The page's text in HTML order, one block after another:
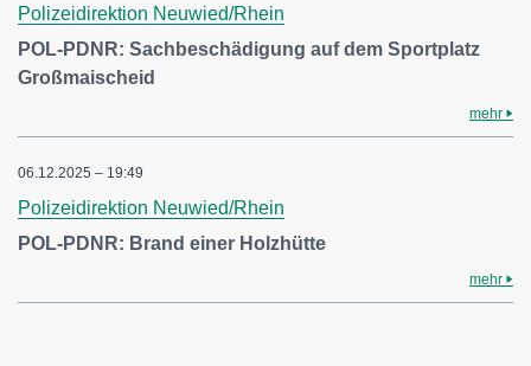
Polizeidirektion Neuwied/Rhein
POL-PDNR: Sachbeschädigung auf dem Sportplatz
Großmaischeid
mehr
06.12.2025 – 19:49
Polizeidirektion Neuwied/Rhein
POL-PDNR: Brand einer Holzhütte
mehr